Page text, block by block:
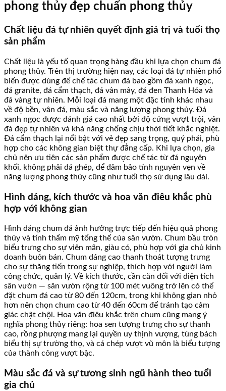
phong thủy đẹp chuẩn phong thủy
Chất liệu đá tự nhiên quyết định giá trị và tuổi thọ
sản phẩm
Chất liệu là yếu tố quan trọng hàng đầu khi lựa chọn chum đá
phong thủy. Trên thị trường hiện nay, các loại đá tự nhiên phổ
biến được dùng để chế tác chum đá bao gồm đá xanh ngọc,
đá granite, đá cẩm thạch, đá vân mây, đá đen Thanh Hóa và
đá vàng tự nhiên. Mỗi loại đá mang một đặc tính khác nhau
về độ bền, vân đá, màu sắc và năng lượng phong thủy. Đá
xanh ngọc được đánh giá cao nhất bởi độ cứng vượt trội, vân
đá đẹp tự nhiên và khả năng chống chịu thời tiết khắc nghiệt.
Đá cẩm thạch lại nổi bật với vẻ đẹp sang trọng, quý phái, phù
hợp cho các không gian biệt thự đẳng cấp. Khi lựa chọn, gia
chủ nên ưu tiên các sản phẩm được chế tác từ đá nguyên
khối, không phải đá ghép, để đảm bảo tính nguyên vẹn về
năng lượng phong thủy cũng như tuổi thọ sử dụng lâu dài.
Hình dáng, kích thước và hoa văn điêu khắc phù
hợp với không gian
Hình dáng chum đá ảnh hưởng trực tiếp đến hiệu quả phong
thủy và tính thẩm mỹ tổng thể của sân vườn. Chum bầu tròn
biểu trưng cho sự viên mãn, giàu có, phù hợp với gia chủ kinh
doanh buôn bán. Chum dáng cao thanh thoát tượng trưng
cho sự thăng tiến trong sự nghiệp, thích hợp với người làm
công chức, quản lý. Về kích thước, cần căn đối với diện tích
sân vườn — sân vườn rộng từ 100 mét vuông trở lên có thể
đặt chum đá cao từ 80 đến 120cm, trong khi không gian nhỏ
hơn nên chọn chum cao từ 40 đến 60cm để tránh tạo cảm
giác chật chội. Hoa văn điêu khắc trên chum cũng mang ý
nghĩa phong thủy riêng: hoa sen tượng trưng cho sự thanh
cao, rồng phượng mang lại quyền uy thịnh vượng, tùng bách
biểu thị sự trường thọ, và cá chép vượt vũ môn là biểu tượng
của thành công vượt bậc.
Màu sắc đá và sự tương sinh ngũ hành theo tuổi
gia chủ